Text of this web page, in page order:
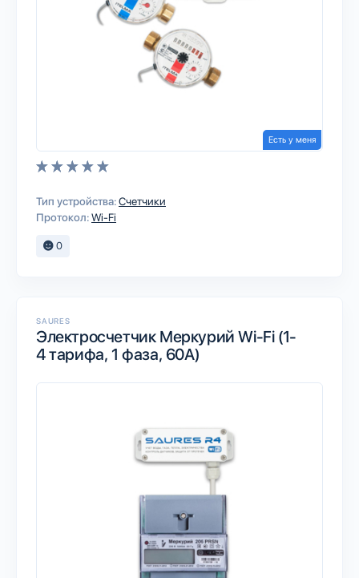
Есть у меня
Тип устройства:Счетчики
Протокол:Wi-Fi
0
SAURES
Электросчетчик Меркурий Wi-Fi (1-
4 тарифа, 1 фаза, 60А)